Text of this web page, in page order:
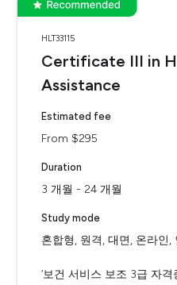
HLT33115
Certificate III in
Assistance
Estimated fee
From $295
Duration
3 개월 - 24 개월
Study mode
혼합형, 원격, 대면, 온라인,
‘보건 서비스 보조 3급 자격